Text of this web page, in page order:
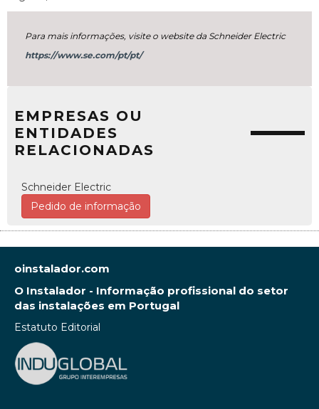
Para mais informações, visite o website da Schneider Electric
https://www.se.com/pt/pt/
EMPRESAS OU
ENTIDADES
RELACIONADAS
Schneider Electric
Pedido de informação
oinstalador.com
O Instalador - Informação profissional do setor
das instalações em Portugal
Estatuto Editorial